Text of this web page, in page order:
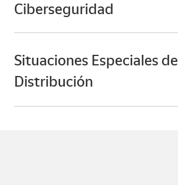
Ciberseguridad
Situaciones Especiales de
Distribución